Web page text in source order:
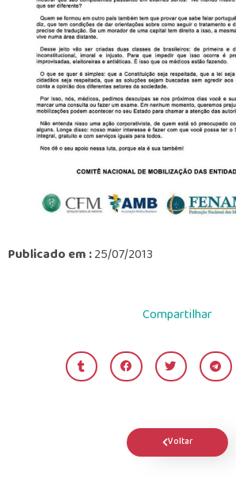
Publicado em :25/07/2013
Compartilhar
Voltar